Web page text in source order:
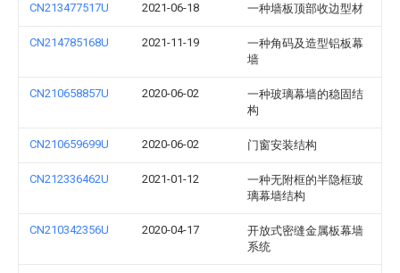
CN213477517U 2021-06-18 一种墙板顶部收边型材
CN214785168U 2021-11-19
一种角码及造型铝板幕
墙
CN210658857U 2020-06-02
一种玻璃幕墙的稳固结
构
CN210659699U 2020-06-02 门窗安装结构
CN212336462U 2021-01-12
一种无附框的半隐框玻
璃幕墙结构
CN210342356U 2020-04-17
开放式密缝金属板幕墙
系统